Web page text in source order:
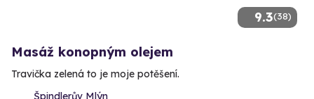
9.3(38)
Masáž konopným olejem
Travička zelená to je moje potěšení.
Špindlerův Mlýn